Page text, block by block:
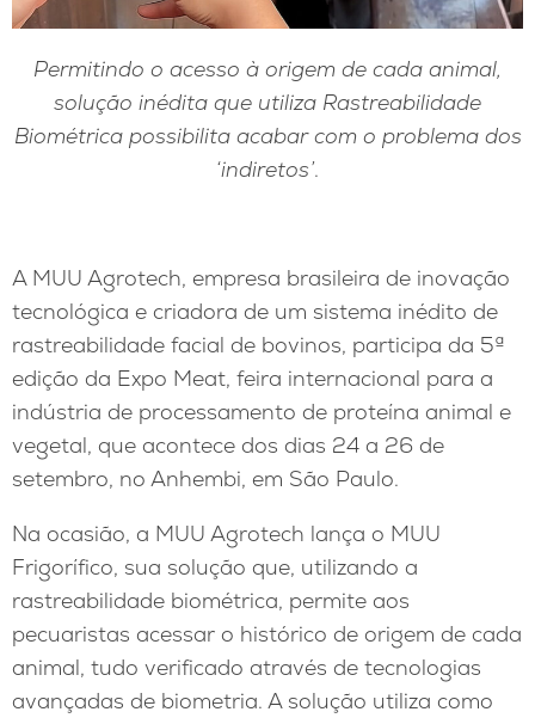
Permitindo o acesso à origem de cada animal,
solução inédita que utiliza Rastreabilidade
Biométrica possibilita acabar com o problema dos
‘indiretos’.
A MUU Agrotech, empresa brasileira de inovação
tecnológica e criadora de um sistema inédito de
rastreabilidade facial de bovinos, participa da 5ª
edição da Expo Meat, feira internacional para a
indústria de processamento de proteína animal e
vegetal, que acontece dos dias 24 a 26 de
setembro, no Anhembi, em São Paulo.
Na ocasião, a MUU Agrotech lança o MUU
Frigorífico, sua solução que, utilizando a
rastreabilidade biométrica, permite aos
pecuaristas acessar o histórico de origem de cada
animal, tudo verificado através de tecnologias
avançadas de biometria. A solução utiliza como